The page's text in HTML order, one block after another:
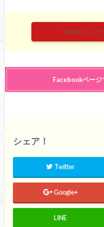
TWICEメンバ
Facebookページ
シェア！
Twitter
Google+
LINE